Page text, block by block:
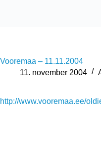
Vooremaa – 11.11.2004
11. november 2004
http://www.vooremaa.ee/